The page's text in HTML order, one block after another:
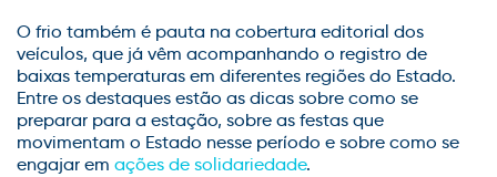
O frio também é pauta na cobertura editorial dos
veículos, que já vêm acompanhando o registro de
baixas temperaturas em diferentes regiões do Estado.
Entre os destaques estão as dicas sobre como se
preparar para a estação, sobre as festas que
movimentam o Estado nesse período e sobre como se
engajar em ações de solidariedade.